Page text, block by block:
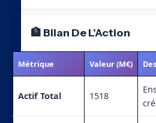
🏦 Bilan De L’Action
Métrique Valeur (M€)
Actif Total 1518